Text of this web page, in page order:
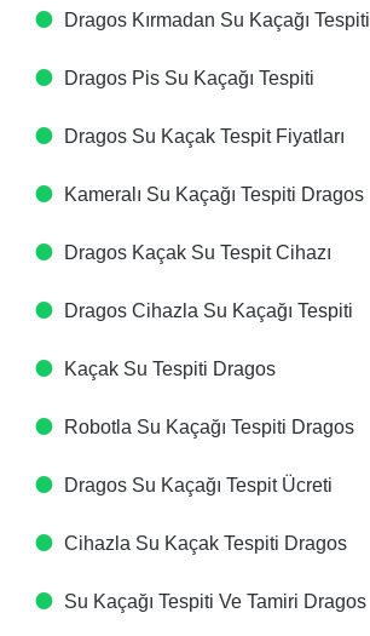
Dragos Kırmadan Su Kaçağı Tespiti​
Dragos Pis Su Kaçağı Tespiti​
Dragos Su Kaçak Tespit Fiyatları​
Kameralı Su Kaçağı Tespiti​ Dragos
Dragos Kaçak Su Tespit Cihazı​
Dragos Cihazla Su Kaçağı Tespiti​
Kaçak Su Tespiti​ Dragos
Robotla Su Kaçağı Tespiti​ Dragos
Dragos Su Kaçağı Tespit Ücreti​
Cihazla Su Kaçak Tespiti​ Dragos
Su Kaçağı Tespiti Ve Tamiri​ Dragos